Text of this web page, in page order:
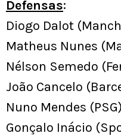
Defensas:
Diogo Dalot
Matheus Nunes
Nélson Semedo
João Cancelo
Nuno Mendes (PSG)
Gonçalo Inácio